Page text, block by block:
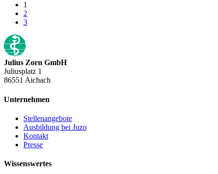
1
2
3
Julius Zorn GmbH
Juliusplatz 1
86551 Aichach
Unternehmen
Stellenangebote
Ausbildung bei Juzo
Kontakt
Presse
Wissenswertes